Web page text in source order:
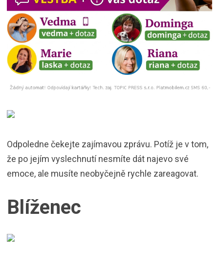
Odpoledne čekejte zajímavou zprávu. Potíž je v tom,
že po jejím vyslechnutí nesmíte dát najevo své
emoce, ale musíte neobyčejně rychle zareagovat.
Blíženec